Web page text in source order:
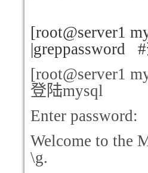
[root@server1
|greppassword #
登陆mysql
Enter password:
Welcome to the
\g.